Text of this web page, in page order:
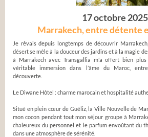
17 octobre 2025
Marrakech, entre détente
Je rêvais depuis longtemps de découvrir
désert se mêle à la douceur des jardins et à la magie
à Marrakech avec Transgallia m’a offert bien
véritable immersion dans l’âme du Maroc,
découverte.
Le Diwane Hôtel : charme marocain et hospitalité
Situé en plein cœur de Guéliz, la Ville Nouvelle de
mon cocon pendant tout mon séjour groupe à
chaleureux du personnel et le parfum envoûtant du
dans une atmosphère de sérénité.